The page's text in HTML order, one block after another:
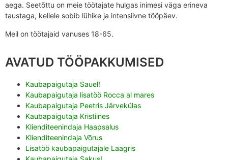
aega. Seetõttu on meie töötajate hulgas inimesi väga erineva
taustaga, kellele sobib lühike ja intensiivne tööpäev.
Meil on töötajaid vanuses 18-65.
AVATUD TÖÖPAKKUMISED
Kaubapaigutaja Sauel!
Kaubapaigutaja lisatöö Rocca al mares
Kaubapaigutaja Peetris Järvekülas
Kaubapaigutaja Kristiines
Klienditeenindaja Haapsalus
Klienditeenindaja Võrus
Lisatöö kaubapaigutajale Laagris